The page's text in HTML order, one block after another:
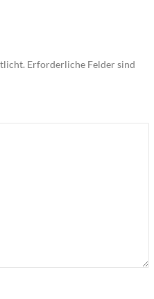
Erforderliche Felder sind